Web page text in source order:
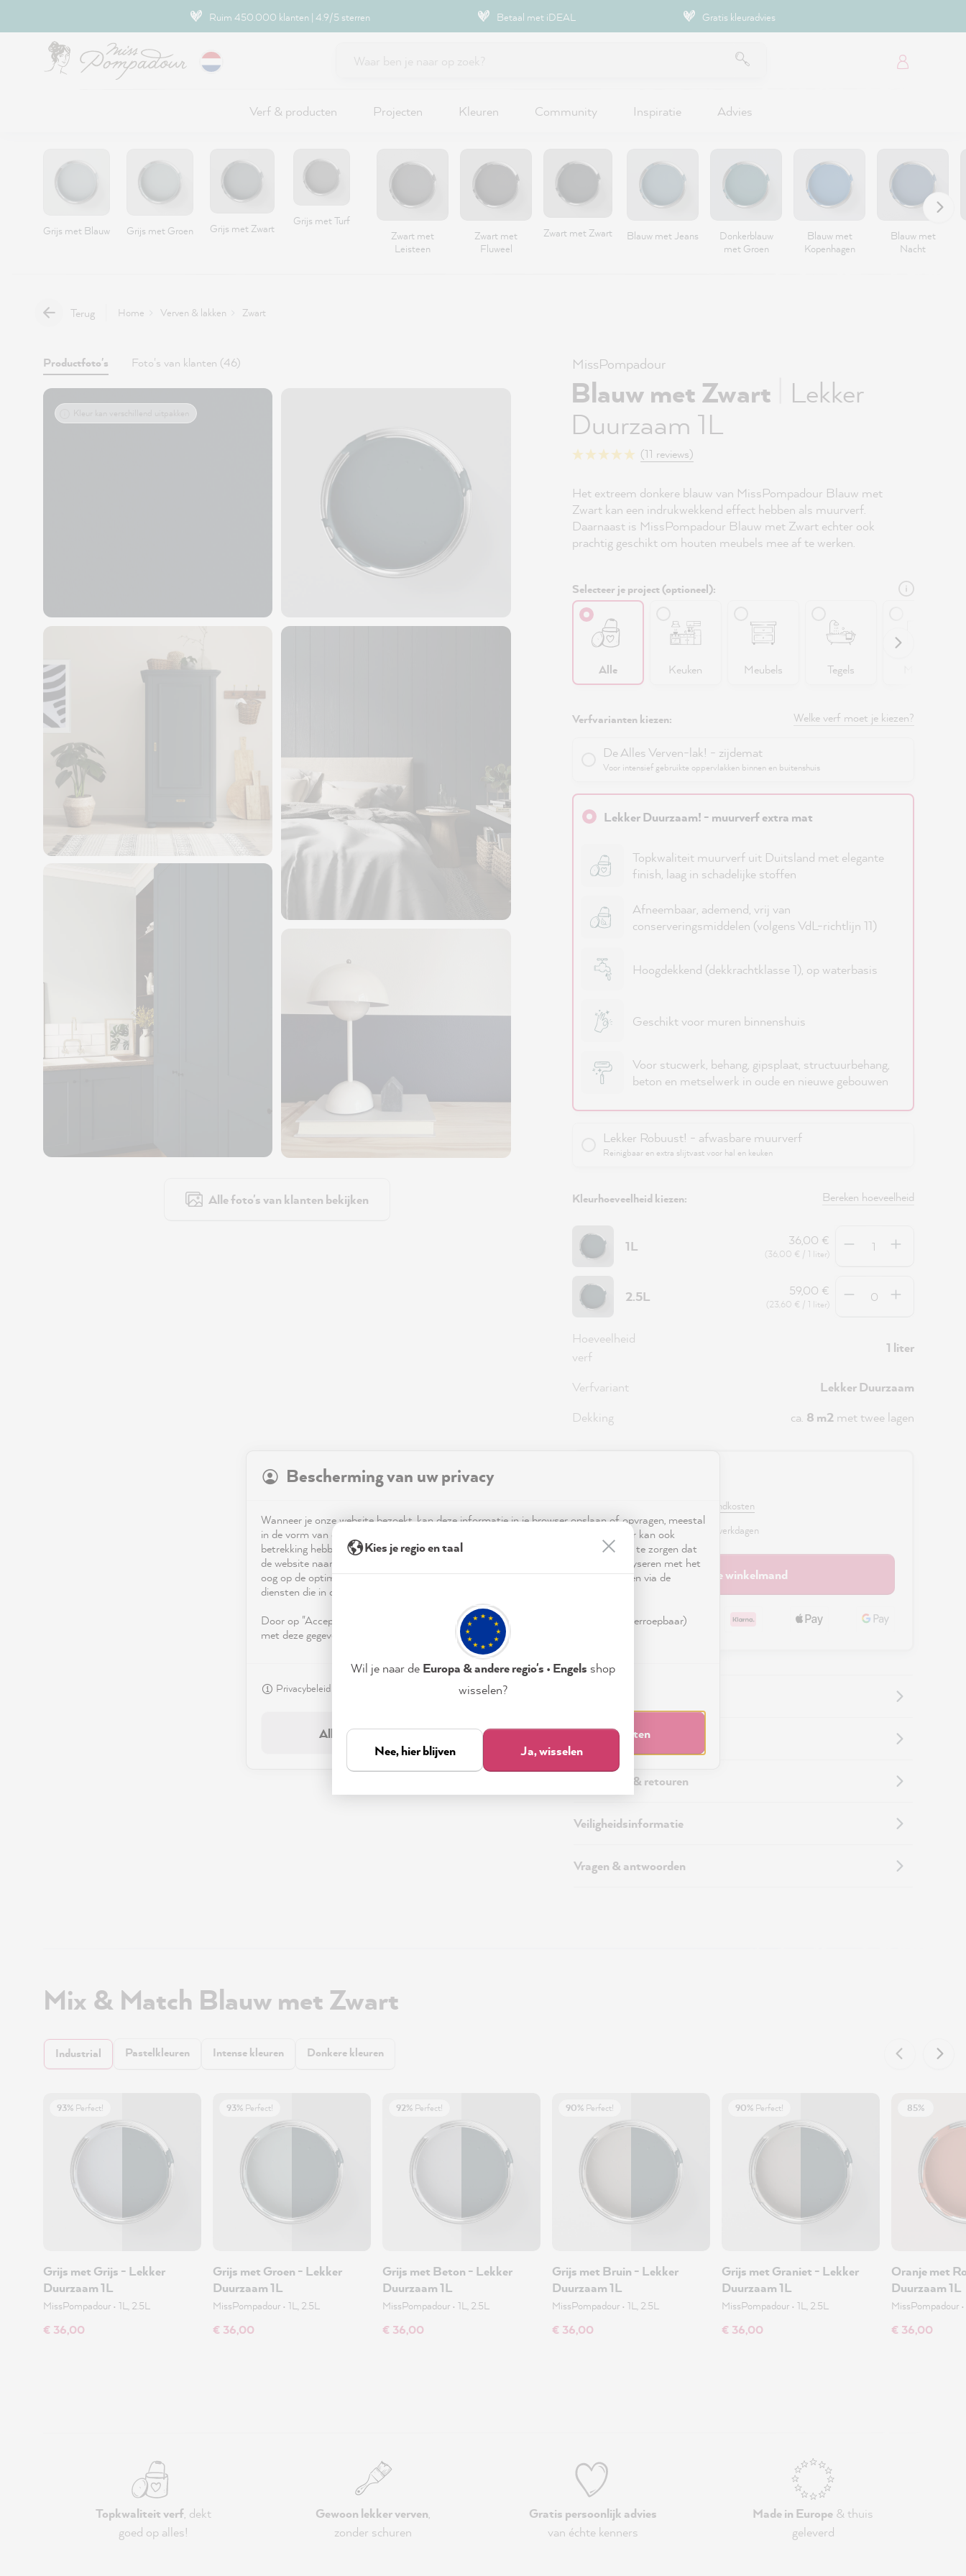
Ruim 450.000 klanten | 4.9/5 sterren Betaal met iDEAL Gratis kleuradvies
Verf & producten Projecten Kleuren Community Inspiratie Advies
Grijs met Blauw Grijs met Groen Grijs met Zwart
Grijs met Turf
Zwart met
Leisteen
Zwart met
Fluweel
Zwart met Zwart Blauw met Jeans
Donkerblauw
met Groen
Blauw met
Kopenhagen
Blauw met
Nacht
Terug Home Verven & lakken Zwart
Productfoto's Foto's van klanten (46)
Alle foto's van klanten bekijken
Kleur kan verschillend uitpakken
MissPompadour
Blauw met Zwart Lekker
Duurzaam 1L
(11 reviews)
Het extreem donkere blauw van MissPompadour Blauw met
Zwart kan een indrukwekkend effect hebben als muurverf.
Daarnaast is MissPompadour Blauw met Zwart echter ook
prachtig geschikt om houten meubels mee af te werken.
Selecteer je project (optioneel):
Alle Keuken Meubels Tegels
Verfvarianten kiezen: Welke verf moet je kiezen?
De Alles Verven-lak! - zijdemat
Voor intensief gebruikte oppervlakken binnen en buitenshuis
Lekker Duurzaam! - muurverf extra mat
Topkwaliteit muurverf uit Duitsland met elegante
finish, laag in schadelijke stoffen
Afneembaar, ademend, vrij van
conserveringsmiddelen (volgens VdL-richtlijn 11)
Hoogdekkend (dekkrachtklasse 1), op waterbasis
Geschikt voor muren binnenshuis
Voor stucwerk, behang, gipsplaat, structuurbehang,
beton en metselwerk in oude en nieuwe gebouwen
Lekker Robuust! - afwasbare muurverf
Reinigbaar en extra slijtvast voor hal en keuken
Kleurhoeveelheid kiezen: Bereken hoeveelheid
1L 36,00 €
(36,00 € / 1 liter)
2.5L 59,00 €
(23,60 € / 1 liter)
Hoeveelheid
verf
1 liter
Verfvariant
Lekker Duurzaam
Dekking
ca. 8 m2met twee lagen
Prijzen incl. BTW en excl. verzendkosten
Beschikbaar, levertijd: 2 - 3 werkdagen
In de winkelmand
Aanvullende informatie
Verzending & retouren
Veiligheidsinformatie
Vragen & antwoorden
Mix & Match Blauw met Zwart
Industrial Pastelkleuren Intense kleuren Donkere kleuren
93% Perfect!
Grijs met Grijs - Lekker
Duurzaam 1L
MissPompadour • 1L, 2.5L
€ 36,00
93% Perfect!
Grijs met Groen - Lekker
Duurzaam 1L
MissPompadour • 1L, 2.5L
€ 36,00
92% Perfect!
Grijs met Beton - Lekker
Duurzaam 1L
MissPompadour • 1L, 2.5L
€ 36,00
90% Perfect!
Grijs met Bruin - Lekker
Duurzaam 1L
MissPompadour • 1L, 2.5L
€ 36,00
90% Perfect!
Grijs met Graniet - Lekker
Duurzaam 1L
MissPompadour • 1L, 2.5L
€ 36,00
85%
Oranje met
Duurzaam 1L
MissPompadour •
€ 36,00
Topkwaliteit verf, dekt
goed op alles!
Gewoon lekker verven,
zonder schuren
Gratis persoonlijk advies
van échte kenners
Made in Europe & thuis
geleverd
Bescherming van uw privacy
Wanneer je onze website bezoekt, kan deze informatie in je browser opslaan of opvragen, meestal
in de vorm van cookies. Deze informatie is niet alleen technisch noodzakelijk, maar kan ook
betrekking hebben op je, je instellingen of je apparaat en wordt gebruikt om ervoor te zorgen dat
de website naar verwachting functioneert en om je gebruik van de website te analyseren met het
oog op de optimalisering ervan, en om gepersonaliseerde advertenties aan te bieden via de
diensten die in de verklaring inzake gegevensbescherming worden genoemd.
Door op "Accepteren & sluiten" te klikken, ga je vrijwillig akkoord (op elk moment herroepbaar)
met deze gegevensverwerking.
Privacybeleid
Accepteren & sluiten
Alleen noodzakelijk
Kies je regio en taal
Wil je naar de Europa & andere regio's • Engels shop
wisselen?
Nee, hier blijven Ja, wisselen